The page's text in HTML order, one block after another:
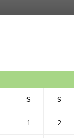
S S
1 2